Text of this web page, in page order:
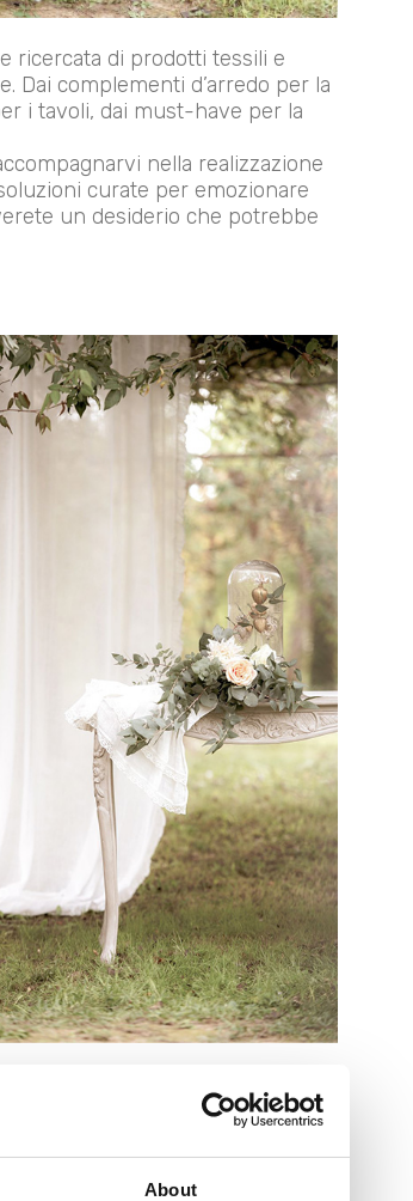
About
ricercata di prodotti tessili e
Dai complementi d’arredo per la
i tavoli, dai must-have per la
nella realizzazione
curate per emozionare
un desiderio che potrebbe
dall’atmosfera bucolica e
d’arredo possono contribuire